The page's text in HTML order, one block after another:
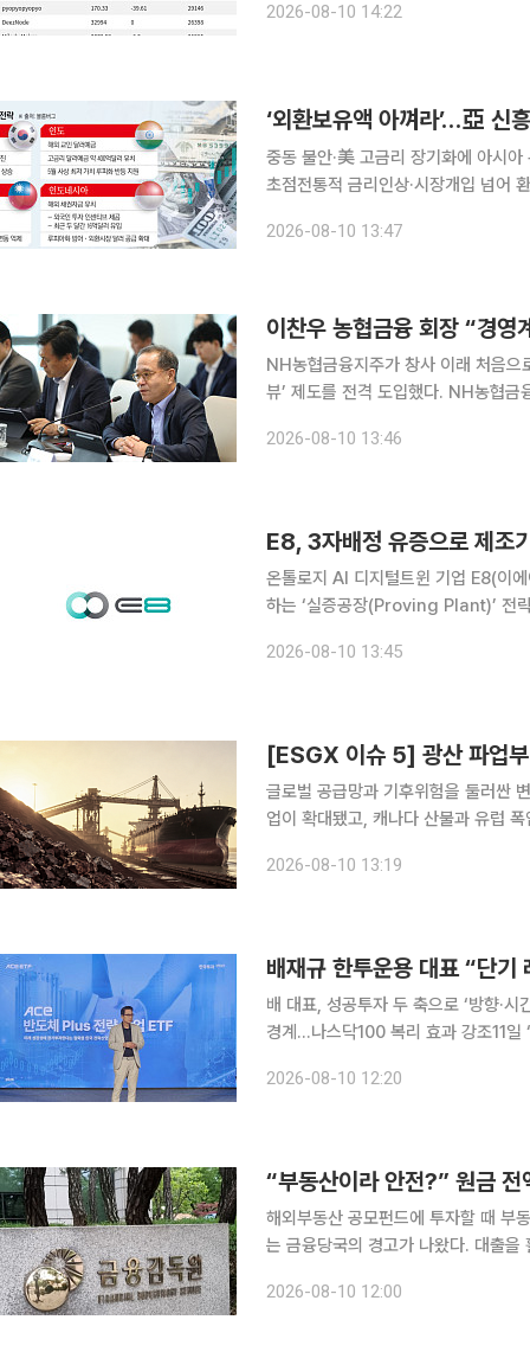
24시간 거래량 20만4176달러를 기
2026-08-10 14:22
‘외환보유액 아껴라’…亞 신
중동 불안·美 고금리 장기화에 아시
초점전통적 금리인상·시장개입 넘어 환율방어 수단 다변화 아
해외 채권자금 유치 등 외화 유입원을
2026-08-10 13:47
NH농협금융지주가 창사 이래 처음으
뷰’ 제도를 전격 도입했다. NH농협금융지주는 7일 ‘2026년 하반기 경영전략회의’를 열고 하반기
2026-08-10 13:46
E8, 3자배정 유증으로 제조
온톨로지 AI 디지털트윈 기업 E8(이
하는 ‘실증공장(Proving Plant)’ 전략을 본격 추진한다. 이에이
다. 회사 측이 직접 제조 현장 확보에
2026-08-10 13:45
글로벌 공급망과 기후위험을 둘러싼
업이 확대됐고, 캐나다 산불과 유럽 폭염은
인 호주 포트헤들랜드에서 파업 참여
2026-08-10 13:19
배재규 한투운용 대표 “단기
배 대표, 성공투자 두 축으로 ‘방향·
경계…나스닥100 복리 효과 강조11일
2026-08-10 12:20
해외부동산 공모펀드에 투자할 때 부
는 금융당국의 경고가 나왔다. 대출
10일 해외부동산 공모펀드 관련 주요
2026-08-10 12:00